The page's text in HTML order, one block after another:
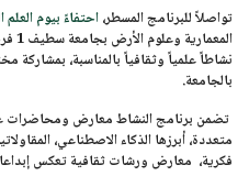
تواصلاً للبرنامج المسطر،احتفاءً بيوم العلم
المعمارية وعلوم الأرض بجامعة سطيف 1 فرحات عباس
نشاطاً علمياً وثقافياً بالمناسبة، بمشاركة
بالجامعة.
تضمن برنامج النشاط معارض ومحاضرات
متعددة، أبرزها الذكاء الاصطناعي،
فكرية، معارض ورشات ثقافية تعكس